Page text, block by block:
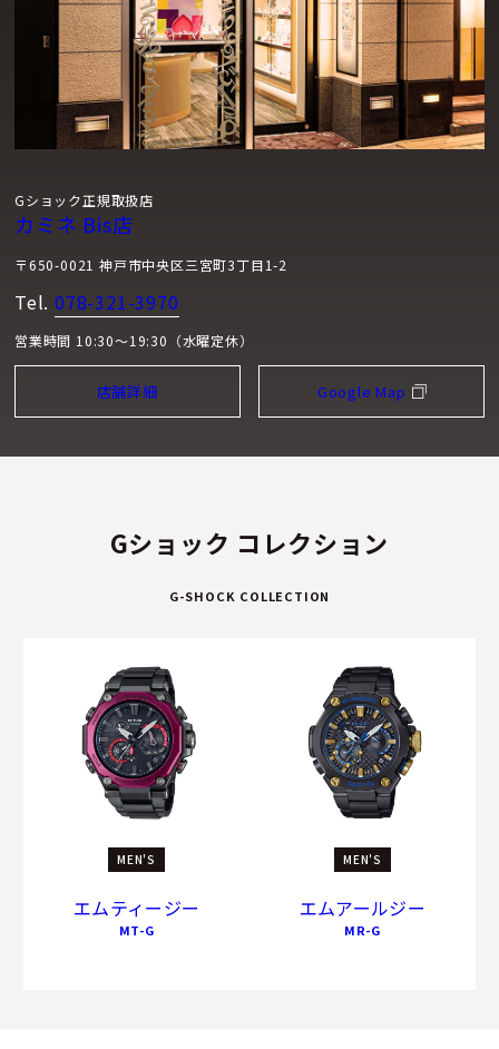
Gショック正規取扱店
カミネ Bis店
〒650-0021 神戸市中央区三宮町3丁目1-2
Tel. 078-321-3970
営業時間 10:30～19:30（水曜定休）
店舗詳細 Google Map
Gショック コレクション
G-SHOCK COLLECTION
MEN'S
エムティージー
MT-G
MEN'S
エムアールジー
MR-G